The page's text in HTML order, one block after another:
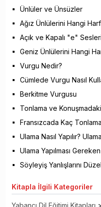
Ünlüler ve Ünsüzler
Ağız Ünlülerini Hangi
Açık ve Kapalı "e"
Geniz Ünlülerini Hangi
Vurgu Nedir?
Cümlede Vurgu Nasıl
Berkitme Vurgusu
Tonlama ve
Fransızcada Kaç
Ulama Nasıl Yapılır?
Ulama Yapılması
Söyleyiş Yanlışlarını
Kitapla İlgili Kategoriler